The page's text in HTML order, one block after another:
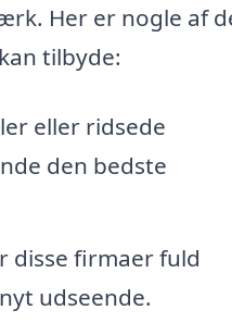
Her er nogle af
tilbyde:
eller ridsede
den bedste
disse firmaer fuld
udseende.